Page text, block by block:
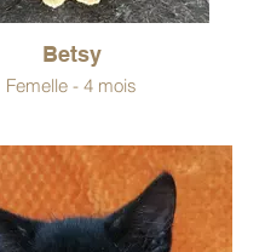
Betsy
Femelle - 4 mois